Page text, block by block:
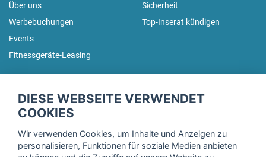
Über uns
Werbebuchungen
Events
Fitnessgeräte-Leasing
Sicherheit
Top-Inserat kündigen
Trage dich hier für unseren Newsletter ein und erhalte regelmäßig
DIESE WEBSEITE VERWENDET
COOKIES
Wir verwenden Cookies, um Inhalte und Anzeigen zu
personalisieren, Funktionen für soziale Medien anbieten